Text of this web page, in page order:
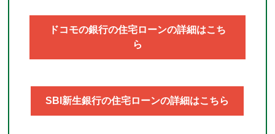
ドコモの銀行の住宅ローンの詳細はこち
ら
SBI新生銀行の住宅ローンの詳細はこちら